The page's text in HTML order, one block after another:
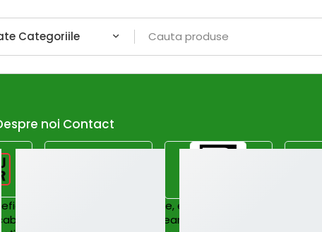
noi Contact
a suprafețelor lucioase, eliminând urmele,
de duș, panouri solare, geamuri auto sau vitrine